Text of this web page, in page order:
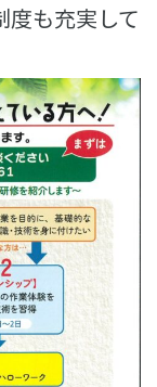
も充実して